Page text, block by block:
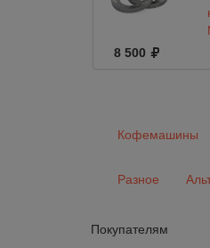
8 500
Кофемашины
Разное
Покупателям